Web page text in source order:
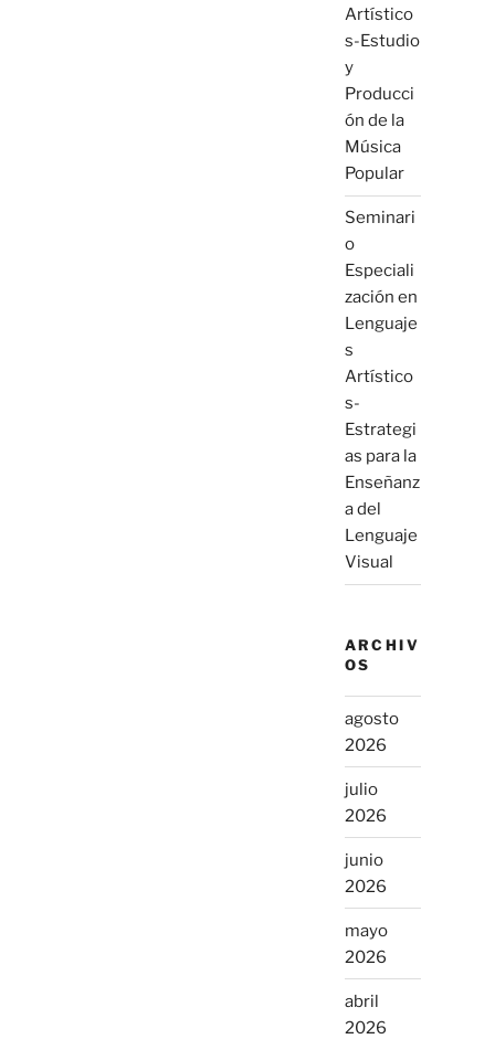
Artístico
s-Estudio
y
Producci
ón de la
Música
Popular
Seminari
o
Especiali
zación en
Lenguaje
s
Artístico
s-
Estrategi
as para la
Enseñanz
a del
Lenguaje
Visual
ARCHIV
OS
agosto
2026
julio
2026
junio
2026
mayo
2026
abril
2026